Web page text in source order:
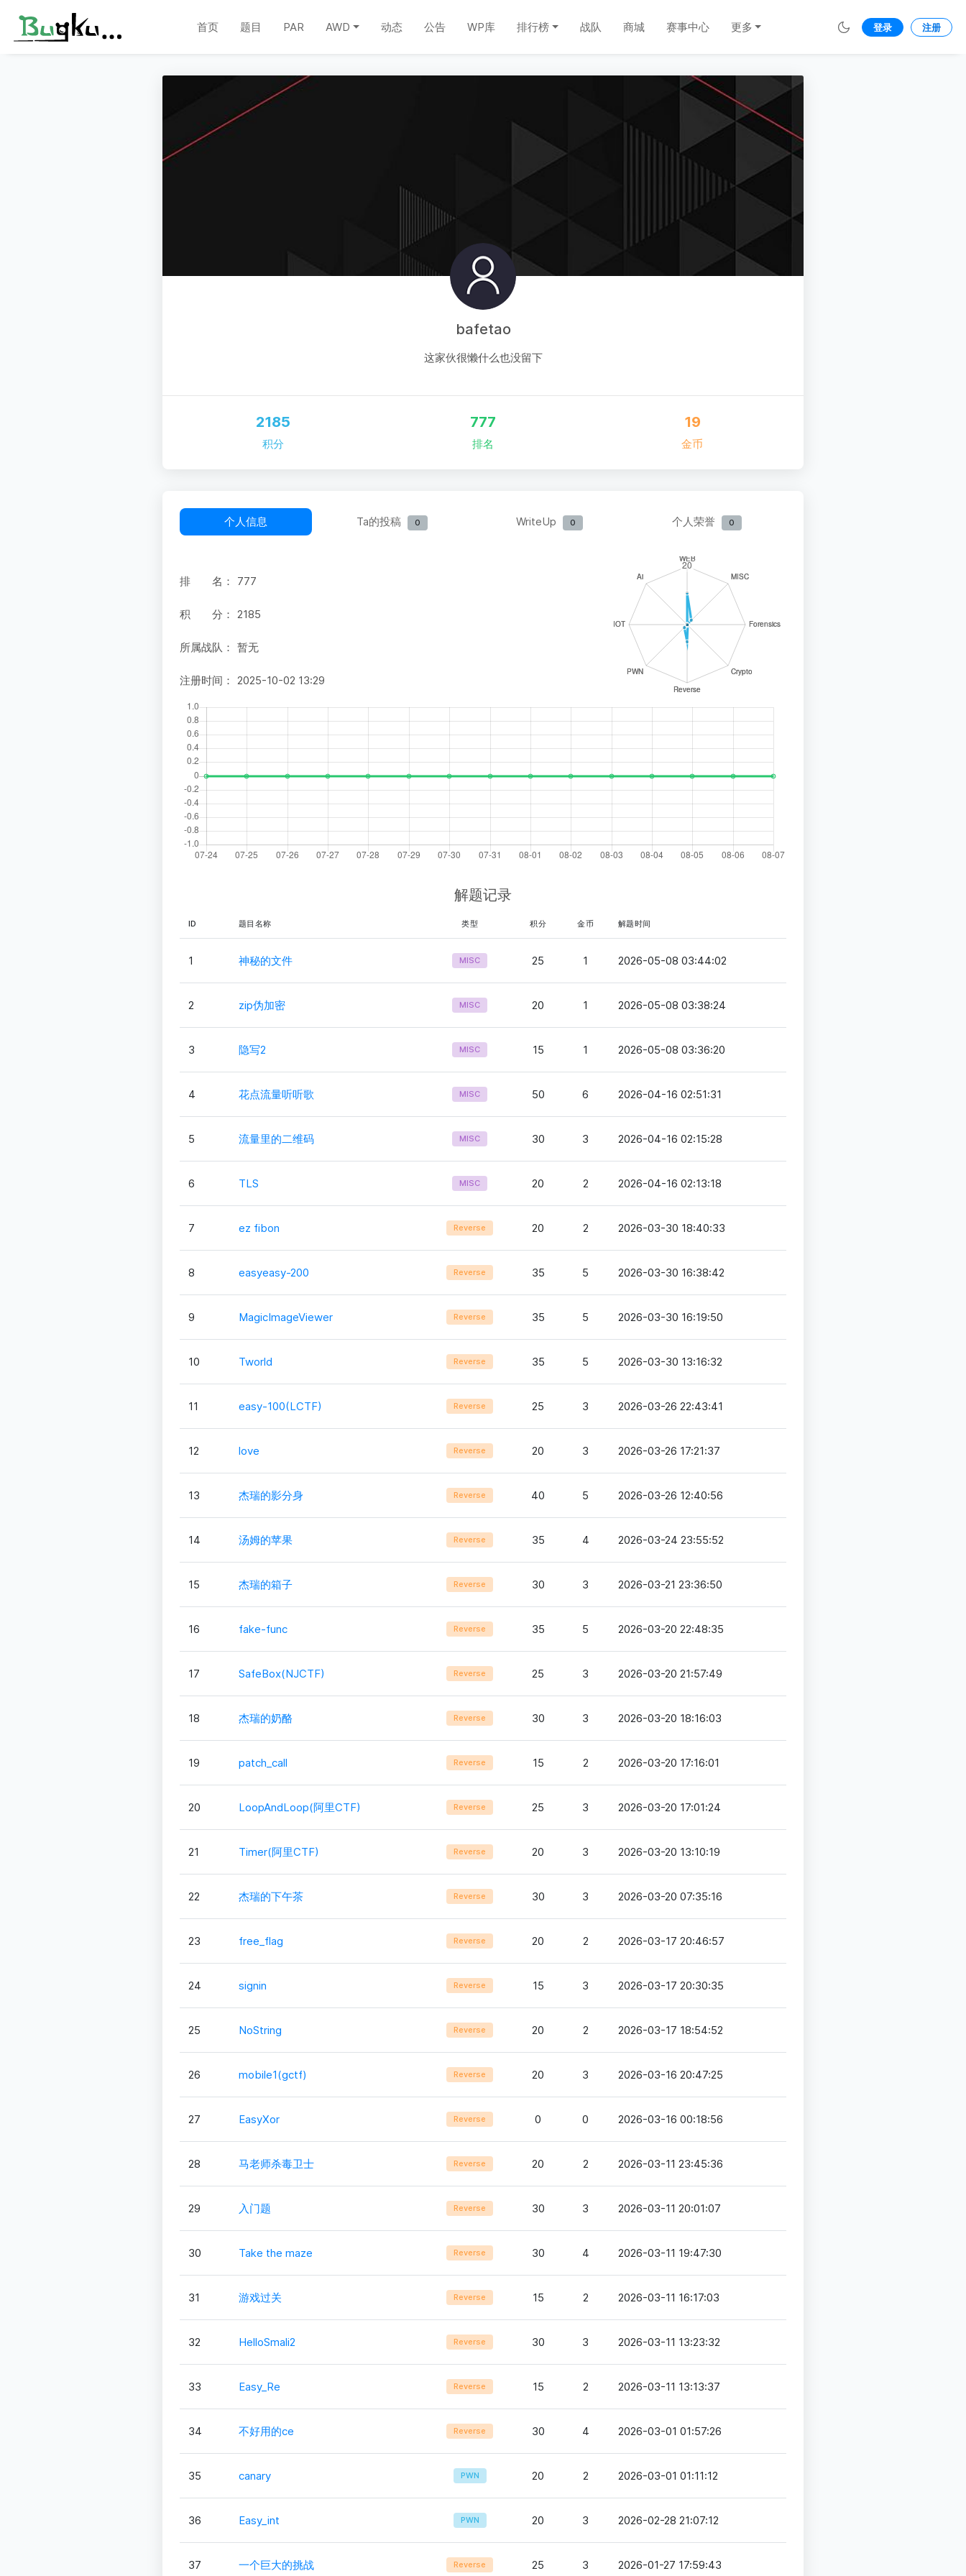
首页 题目 PAR AWD 动态 公告 WP库 排行榜 战队 商城 赛事中心 更多 登录 注册
bafetao
这家伙很懒什么也没留下
2185
积分
777
排名
19
金币
个人信息 Ta的投稿 0 WriteUp 0 个人荣誉 0
排 名： 777
积 分： 2185
所属战队： 暂无
注册时间： 2025-10-02 13:29
解题记录
ID 题目名称 类型 积分 金币 解题时间
1 神秘的文件 MISC 25 1 2026-05-08 03:44:02
2 zip伪加密 MISC 20 1 2026-05-08 03:38:24
3 隐写2 MISC 15 1 2026-05-08 03:36:20
4 花点流量听听歌 MISC 50 6 2026-04-16 02:51:31
5 流量里的二维码 MISC 30 3 2026-04-16 02:15:28
6 TLS MISC 20 2 2026-04-16 02:13:18
7 ez fibon Reverse 20 2 2026-03-30 18:40:33
8 easyeasy-200 Reverse 35 5 2026-03-30 16:38:42
9 MagicImageViewer Reverse 35 5 2026-03-30 16:19:50
10 Tworld Reverse 35 5 2026-03-30 13:16:32
11 easy-100(LCTF) Reverse 25 3 2026-03-26 22:43:41
12 love Reverse 20 3 2026-03-26 17:21:37
13 杰瑞的影分身 Reverse 40 5 2026-03-26 12:40:56
14 汤姆的苹果 Reverse 35 4 2026-03-24 23:55:52
15 杰瑞的箱子 Reverse 30 3 2026-03-21 23:36:50
16 fake-func Reverse 35 5 2026-03-20 22:48:35
17 SafeBox(NJCTF) Reverse 25 3 2026-03-20 21:57:49
18 杰瑞的奶酪 Reverse 30 3 2026-03-20 18:16:03
19 patch_call Reverse 15 2 2026-03-20 17:16:01
20 LoopAndLoop(阿里CTF) Reverse 25 3 2026-03-20 17:01:24
21 Timer(阿里CTF) Reverse 20 3 2026-03-20 13:10:19
22 杰瑞的下午茶 Reverse 30 3 2026-03-20 07:35:16
23 free_flag Reverse 20 2 2026-03-17 20:46:57
24 signin Reverse 15 3 2026-03-17 20:30:35
25 NoString Reverse 20 2 2026-03-17 18:54:52
26 mobile1(gctf) Reverse 20 3 2026-03-16 20:47:25
27 EasyXor Reverse 0 0 2026-03-16 00:18:56
28 马老师杀毒卫士 Reverse 20 2 2026-03-11 23:45:36
29 入门题 Reverse 30 3 2026-03-11 20:01:07
30 Take the maze Reverse 30 4 2026-03-11 19:47:30
31 游戏过关 Reverse 15 2 2026-03-11 16:17:03
32 HelloSmali2 Reverse 30 3 2026-03-11 13:23:32
33 Easy_Re Reverse 15 2 2026-03-11 13:13:37
34 不好用的ce Reverse 30 4 2026-03-01 01:57:26
35 canary PWN 20 2 2026-03-01 01:11:12
36 Easy_int PWN 20 3 2026-02-28 21:07:12
37 一个巨大的挑战 Reverse 25 3 2026-01-27 17:59:43